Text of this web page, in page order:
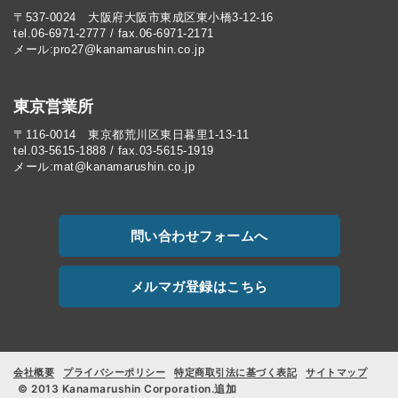
〒537-0024 大阪府大阪市東成区東小橋3-12-16
tel.06-6971-2777 / fax.06-6971-2171
メール:pro27@kanamarushin.co.jp​
東京営業所
〒116-0014 東京都荒川区東日暮里1-13-11
tel.03-5615-1888 / fax.03-5615-1919
メール:mat@kanamarushin.co.jp
問い合わせフォームへ
メルマガ登録はこちら
会社概要 プライバシーポリシー 特定商取引法に基づく表記 サイトマップ
© 2013 Kanamarushin Corporation.追加